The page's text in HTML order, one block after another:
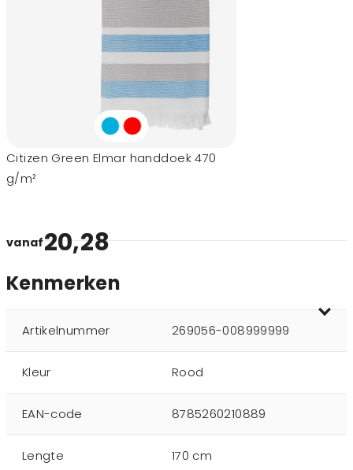
Citizen Green Elmar handdoek 470
g/m²
vanaf20,28
Kenmerken
Artikelnummer 269056-008999999
Kleur Rood
EAN-code 8785260210889
Lengte 170 cm